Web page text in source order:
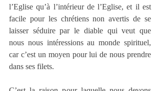
l’Eglise qu’à l’intérieur de l’Eglise, et il est
facile pour les chrétiens non avertis de se
laisser séduire par le diable qui veut que
nous nous intéressions au monde spirituel,
car c’est un moyen pour lui de nous prendre
dans ses filets.